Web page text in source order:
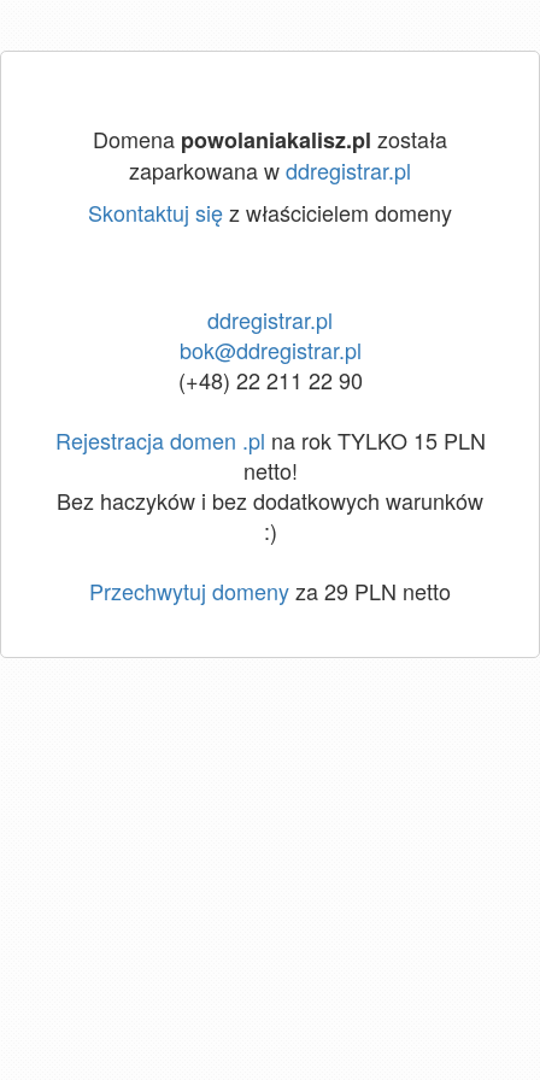
Domena powolaniakalisz.pl została
zaparkowana wddregistrar.pl
Skontaktuj sięz właścicielem domeny
ddregistrar.pl
bok@ddregistrar.pl
(+48) 22 211 22 90
Rejestracja domen .pl na rok TYLKO 15 PLN
netto!
Bez haczyków i bez dodatkowych warunków
:)
Przechwytuj domenyza 29 PLN netto